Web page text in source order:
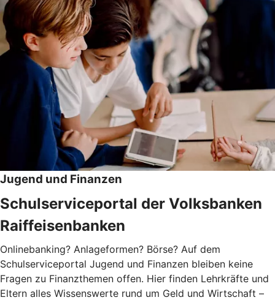
Jugend und Finanzen
Schulserviceportal der Volksbanken
Raiffeisenbanken
Onlinebanking? Anlageformen? Börse? Auf dem
Schulserviceportal Jugend und Finanzen bleiben keine
Fragen zu Finanzthemen offen. Hier finden Lehrkräfte und
Eltern alles Wissenswerte rund um Geld und Wirtschaft –